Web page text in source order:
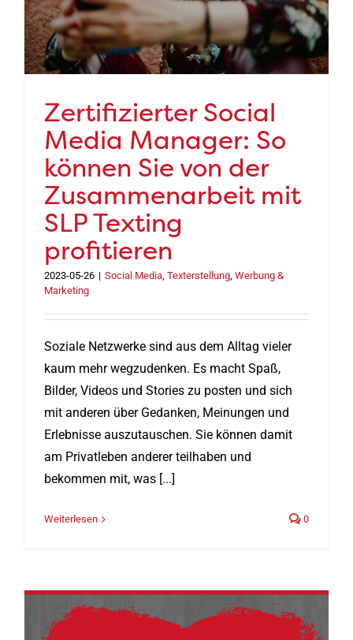
Zertifizierter Social
Media Manager: So
können Sie von der
Zusammenarbeit mit
SLP Texting
profitieren
2023-05-26 | Social Media, Texterstellung, Werbung &
Marketing
Soziale Netzwerke sind aus dem Alltag vieler
kaum mehr wegzudenken. Es macht Spaß,
Bilder, Videos und Stories zu posten und sich
mit anderen über Gedanken, Meinungen und
Erlebnisse auszutauschen. Sie können damit
am Privatleben anderer teilhaben und
bekommen mit, was [...]
Weiterlesen 0